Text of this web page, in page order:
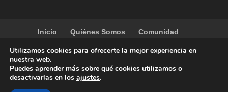
Inicio Quiénes Somos
Comunidad
Contacto
Tienda
Utilizamos cookies para ofrecerte la mejor experiencia en
nuestra web.
Puedes aprender más sobre qué cookies utilizamos o
desactivarlas en los ajustes.